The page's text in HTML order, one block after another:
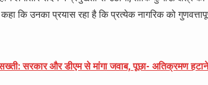
कि उनका प्रयास रहा है कि प्रत्येक नागरिक को
सख्ती: सरकार और डीएम से मांगा जवाब, पूछा- अतिक्रमण